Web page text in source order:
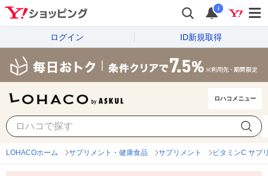
i
ログイン ID新規取得
ロハコメニュー
LOHACOホーム サプリメント・健康食品 サプリメント ビタミンC サプ